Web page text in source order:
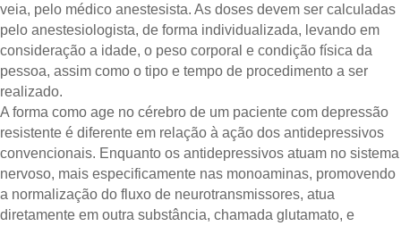
veia, pelo médico anestesista. As doses devem ser calculadas
pelo anestesiologista, de forma individualizada, levando em
consideração a idade, o peso corporal e condição física da
pessoa, assim como o tipo e tempo de procedimento a ser
realizado.
A forma como age no cérebro de um paciente com depressão
resistente é diferente em relação à ação dos antidepressivos
convencionais. Enquanto os antidepressivos atuam no sistema
nervoso, mais especificamente nas monoaminas, promovendo
a normalização do fluxo de neurotransmissores, atua
diretamente em outra substância, chamada glutamato, e